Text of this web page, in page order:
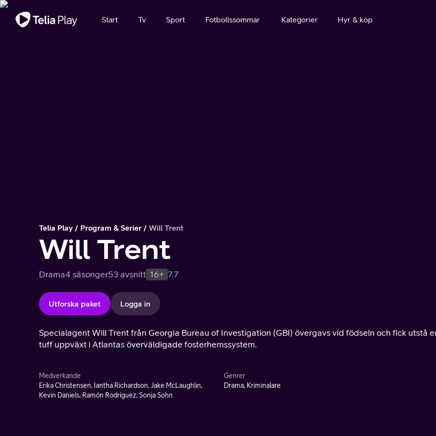
Viktigt meddelande
Start Tv Sport Fotbollssommar Kategorier Hyr & köp
Telia Play Program & Serier Will Trent
Will Trent
Drama4 säsonger53 avsnitt 16+ 7.7
Utforska paket Logga in
Specialagent Will Trent från Georgia Bureau of Investigation (GBI) övergavs vid födseln och fick utstå
tuff uppväxt i Atlantas överväldigade fosterhemssystem.
Medverkande
Erika Christensen, Iantha Richardson, Jake McLaughlin,
Kevin Daniels, Ramón Rodríguez, Sonja Sohn
Genrer
Drama, Kriminalare